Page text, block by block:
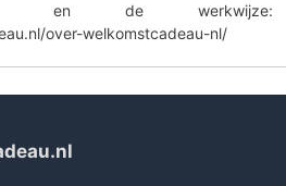
en de werkwijze:
over-welkomstcadeau-nl/